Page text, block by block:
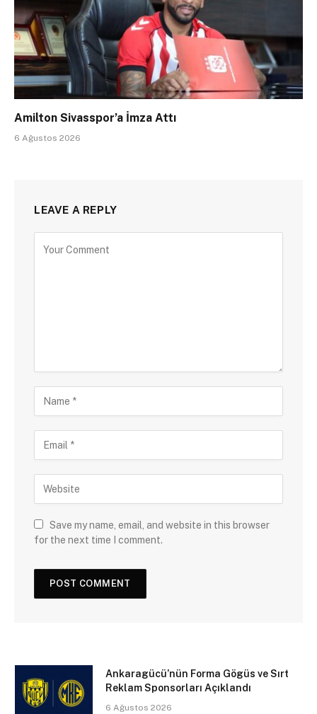
Amilton Sivasspor’a İmza Attı
6 Ağustos 2026
LEAVE A REPLY
Save my name, email, and website in this browser
for the next time I comment.
Ankaragücü’nün Forma Gögüs ve Sırt
Reklam Sponsorları Açıklandı
6 Ağustos 2026